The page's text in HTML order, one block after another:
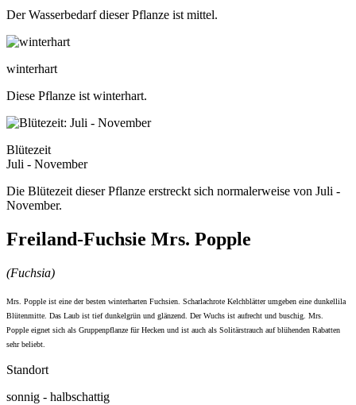
Der Wasserbedarf dieser Pflanze ist mittel.
winterhart
Diese Pflanze ist winterhart.
Blütezeit
Juli - November
Die Blütezeit dieser Pflanze erstreckt sich normalerweise von Juli -
November.
Freiland-Fuchsie Mrs. Popple
(Fuchsia)
Mrs. Popple ist eine der besten winterharten Fuchsien. Scharlachrote Kelchblätter umgeben eine dunkellila
Blütenmitte. Das Laub ist tief dunkelgrün und glänzend. Der Wuchs ist aufrecht und buschig. Mrs.
Popple eignet sich als Gruppenpflanze für Hecken und ist auch als Solitärstrauch auf blühenden Rabatten
sehr beliebt.
Standort
sonnig - halbschattig